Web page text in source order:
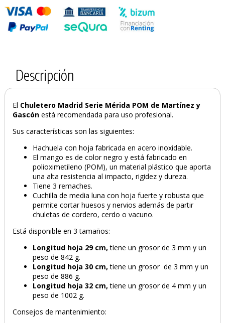
PRODUCTO AÑADIDO AL CARRITO
Descripción
El Chuletero Madrid Serie Mérida POM de Martínez y
Gascón está recomendada para uso profesional.
Sus características son las siguientes:
Hachuela con hoja fabricada en acero inoxidable.
El mango es de color negro y está fabricado en
polioximetileno (POM), un material plástico que aporta
una alta resistencia al impacto, rigidez y dureza.
Tiene 3 remaches.
Cuchilla de media luna con hoja fuerte y robusta que
permite cortar huesos y nervios además de partir
chuletas de cordero, cerdo o vacuno.
Está disponible en 3 tamaños:
Longitud hoja 29 cm,tiene un grosor de 3 mm y un
peso de 842 g.
Longitud hoja30 cm, tiene un grosor de 3 mm y un
peso de 886 g.
Longitud hoja32 cm, tiene un grosor de 4 mm y un
peso de 1002 g.
Consejos de mantenimiento: